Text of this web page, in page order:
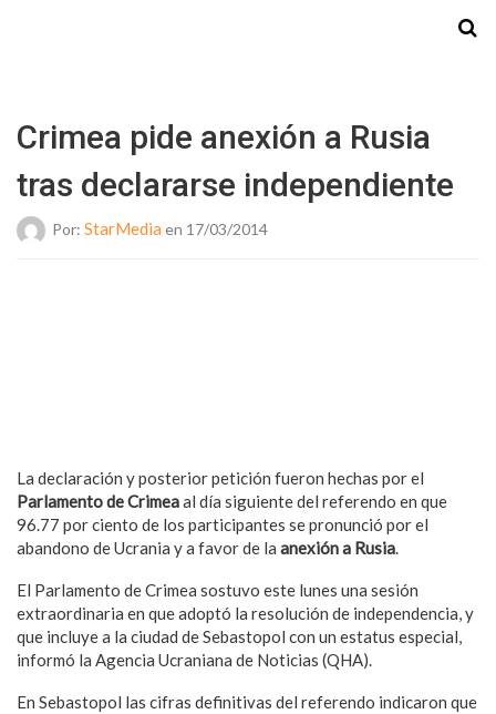
Crimea pide anexión a Rusia
tras declararse independiente
Por: StarMedia en 17/03/2014
La declaración y posterior petición fueron hechas por el
Parlamento de Crimeaal día siguiente del referendo en que
96.77 por ciento de los participantes se pronunció por el
abandono de Ucrania y a favor de la anexión a Rusia.
El Parlamento de Crimea sostuvo este lunes una sesión
extraordinaria en que adoptó la resolución de independencia, y
que incluye a la ciudad de Sebastopol con un estatus especial,
informó la Agencia Ucraniana de Noticias (QHA).
En Sebastopol las cifras definitivas del referendo indicaron que